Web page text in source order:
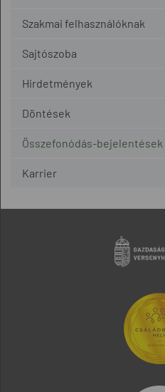
Szakmai felhasználóknak
Sajtószoba
Hirdetmények
Döntések
Összefonódás-bejelentések
Karrier